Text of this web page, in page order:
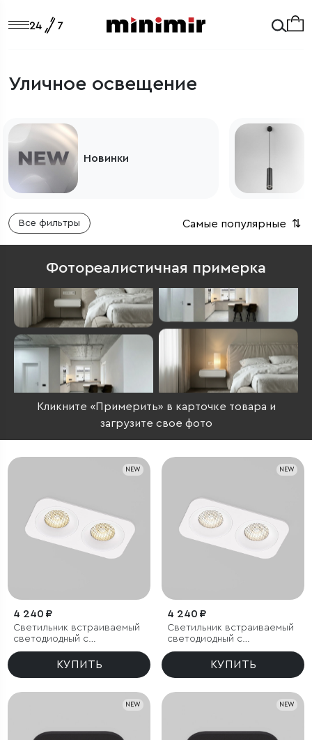
Уличное освещение
Светильники
Все фильтры Самые популярные ⇅
Фотореалистичная примерка
Кликните «Примерить» в карточке товара и
загрузите свое фото
NEW
4 240 ₽
Светильник встраиваемый
светодиодный с
антибликовой решеткой
Tetro 20W 3000K белый
КУПИТЬ
NEW
4 240 ₽
Светильник встраиваемый
светодиодный с
антибликовой решеткой
Tetro 20W 4000K белый
КУПИТЬ
NEW NEW